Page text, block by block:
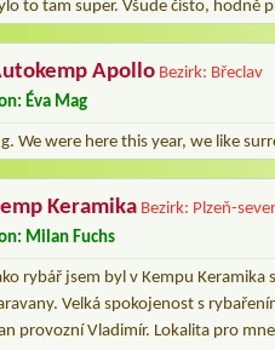
to tam super. Všude čisto, hodně
Apollo Bezirk: Břeclav
Éva Mag
We were here this year, we like
Keramika Bezirk: Plzeň-sever
Milan Fuchs
rybář jsem byl v Kempu
Velká spokojenost s
provozní Vladimír. Lokalita pro